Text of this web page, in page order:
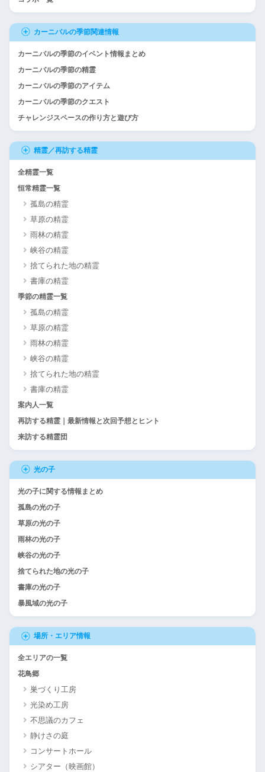
カーニバルの季節関連情報
カーニバルの季節のイベント情報まとめ
カーニバルの季節の精霊
カーニバルの季節のアイテム
カーニバルの季節のクエスト
チャレンジスペースの作り方と遊び方
精霊／再訪する精霊
全精霊一覧
恒常精霊一覧
孤島の精霊
草原の精霊
雨林の精霊
峡谷の精霊
捨てられた地の精霊
書庫の精霊
季節の精霊一覧
孤島の精霊
草原の精霊
雨林の精霊
峡谷の精霊
捨てられた地の精霊
書庫の精霊
案内人一覧
再訪する精霊｜最新情報と次回予想とヒント
来訪する精霊団
光の子
光の子に関する情報まとめ
孤島の光の子
草原の光の子
雨林の光の子
峡谷の光の子
捨てられた地の光の子
書庫の光の子
暴風域の光の子
場所・エリア情報
全エリアの一覧
花鳥郷
巣づくり工房
光染め工房
不思議のカフェ
静けさの庭
コンサートホール
シアター（映画館）